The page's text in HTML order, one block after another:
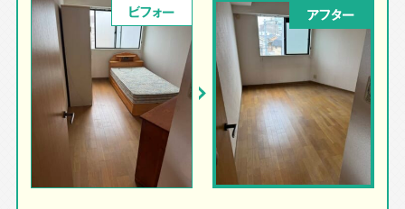
ビフォー アフター